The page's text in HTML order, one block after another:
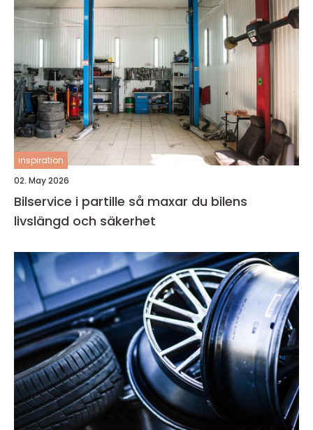
inspiration
02. May 2026
Bilservice i partille så maxar du bilens
livslängd och säkerhet